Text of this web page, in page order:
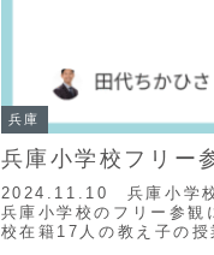
兵庫
兵庫小学校フリー
2024.11.10 兵庫小学校
兵庫小学校のフリー参観
校在籍17人の教え子の授